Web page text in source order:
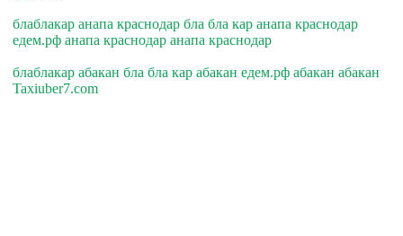
блаблакар анапа краснодар бла бла кар анапа краснодар
едем.рф анапа краснодар анапа краснодар
блаблакар абакан бла бла кар абакан едем.рф абакан абакан
Taxiuber7.com